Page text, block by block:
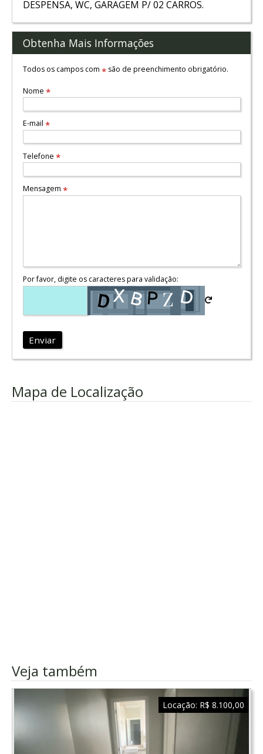
DESPENSA, WC, GARAGEM P/ 02 CARROS.
Obtenha Mais Informações
Todos os campos com *são de preenchimento obrigatório.
Nome *
E-mail *
Telefone *
Mensagem *
Por favor, digite os caracteres para validação:
Enviar
Mapa de Localização
Veja também
Locação: R$ 8.100,00